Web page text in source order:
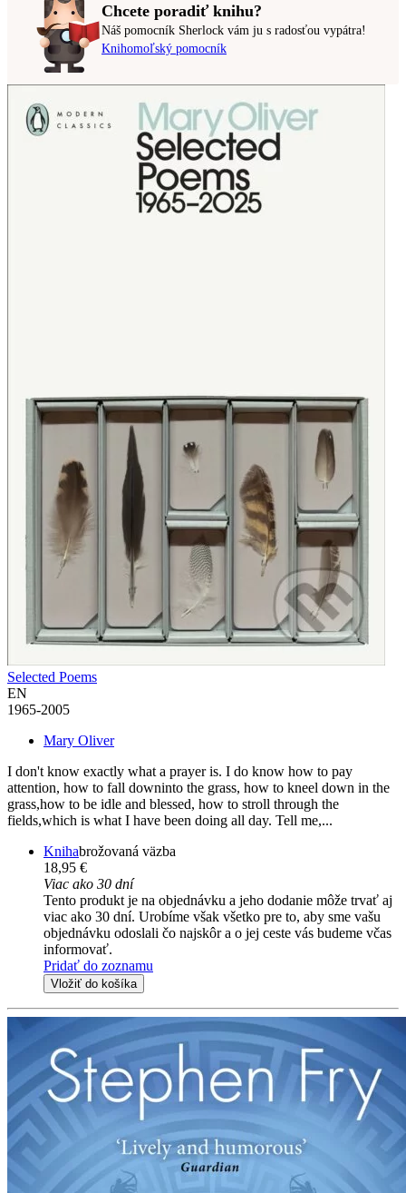
Chcete poradiť knihu?
Náš pomocník Sherlock vám ju s radosťou vypátra!
Knihomoľský pomocník
Selected Poems
EN
1965-2005
Mary Oliver
I don't know exactly what a prayer is. I do know how to pay
attention, how to fall downinto the grass, how to kneel down in the
grass,how to be idle and blessed, how to stroll through the
fields,which is what I have been doing all day. Tell me,...
Knihabrožovaná väzba
18,95 €
Viac ako 30 dní
Tento produkt je na objednávku a jeho dodanie môže trvať aj
viac ako 30 dní. Urobíme však všetko pre to, aby sme vašu
objednávku odoslali čo najskôr a o jej ceste vás budeme včas
informovať.
Pridať do zoznamu
Vložiť do košíka